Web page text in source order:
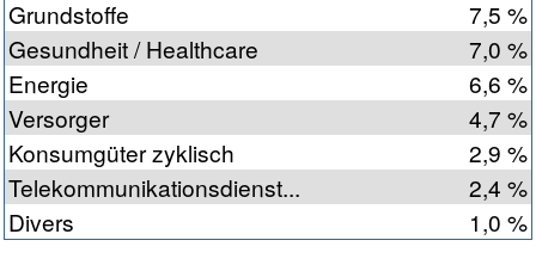
Grundstoffe
7,5 %
Gesundheit / Healthcare
7,0 %
Energie
6,6 %
Versorger
4,7 %
Konsumgüter zyklisch
2,9 %
Telekommunikationsdienst...
2,4 %
Divers
1,0 %